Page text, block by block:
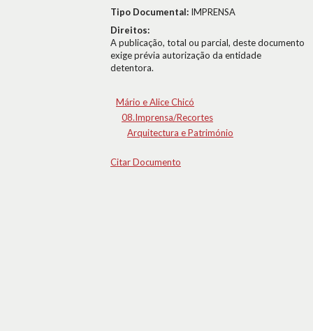
Tipo Documental: IMPRENSA
Direitos:
A publicação, total ou parcial, deste documento
exige prévia autorização da entidade
detentora.
Mário e Alice Chicó
08.Imprensa/Recortes
Arquitectura e Património
Citar Documento